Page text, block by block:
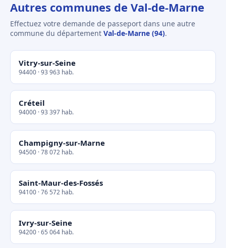
Autres communes de Val-de-Marne
Effectuez votre demande de passeport dans une autre
commune du département Val-de-Marne (94).
Vitry-sur-Seine
94400 · 93 963 hab.
Créteil
94000 · 93 397 hab.
Champigny-sur-Marne
94500 · 78 072 hab.
Saint-Maur-des-Fossés
94100 · 76 572 hab.
Ivry-sur-Seine
94200 · 65 064 hab.